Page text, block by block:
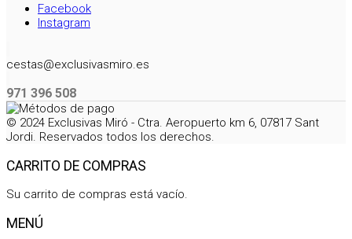
Facebook
Instagram
cestas@exclusivasmiro.es
971 396 508
© 2024 Exclusivas Miró - Ctra. Aeropuerto km 6, 07817 Sant
Jordi. Reservados todos los derechos.
CARRITO DE COMPRAS
Su carrito de compras está vacío.
MENÚ